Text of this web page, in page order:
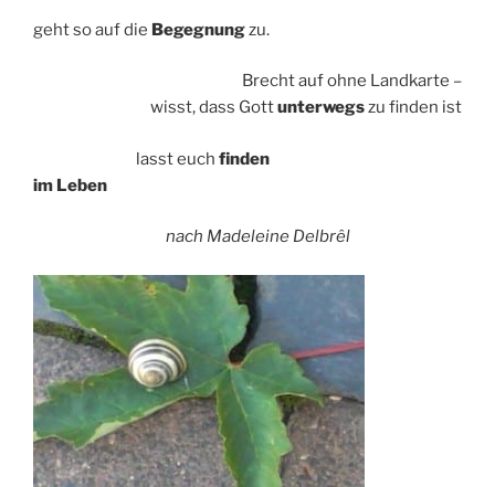
geht so auf die Begegnungzu.
Brecht auf ohne Landkarte –
wisst, dass Gottunterwegszu finden ist
lasst euch finden
im Leben
nach Madeleine Delbrêl